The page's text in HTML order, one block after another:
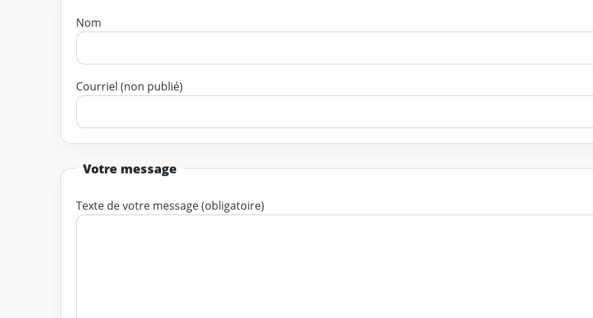
Nom
Courriel (non publié)
Votre message
Texte de votre message (obligatoire)